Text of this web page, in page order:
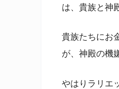
は、貴族と神
貴族たちにお
が、神殿の機
やはりラリエ